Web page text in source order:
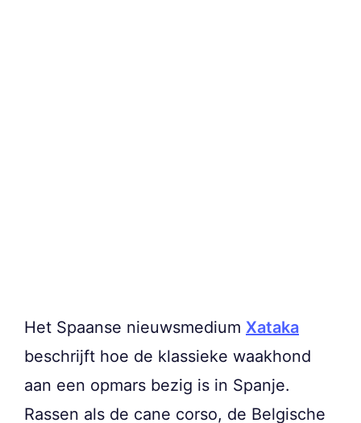
Het Spaanse nieuwsmedium Xataka
beschrijft hoe de klassieke waakhond
aan een opmars bezig is in Spanje.
Rassen als de cane corso, de Belgische